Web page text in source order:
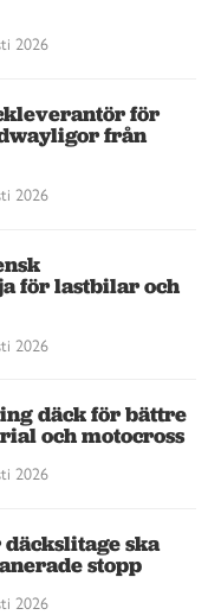
2026
för
från
2026
för lastbilar och
2026
däck för bättre
och motocross
2026
ska
stopp
2026